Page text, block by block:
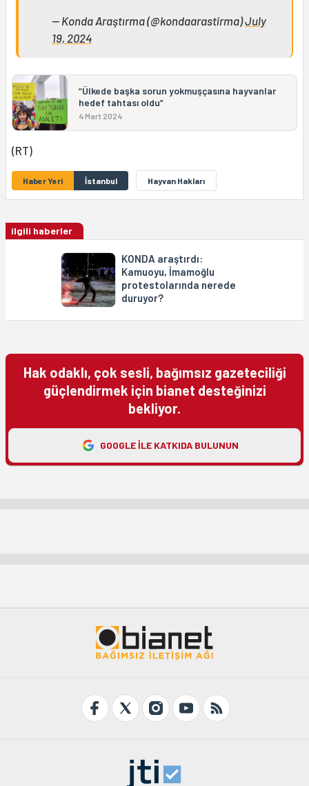
— Konda Araştırma (@kondaarastirma)July
19, 2024
“Ülkede başka sorun yokmuşçasına hayvanlar
hedef tahtası oldu”
4 Mart 2024
(RT)
Haber Yeri İstanbul Hayvan Hakları
ilgili haberler
KONDA araştırdı:
Kamuoyu, İmamoğlu
protestolarında nerede
duruyor?
Hak odaklı, çok sesli, bağımsız gazeteciliği
güçlendirmek için bianet desteğinizi
bekliyor.
GOOGLE ILE KATKIDA BULUNUN